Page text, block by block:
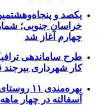
یکصد و
خراسان جنوبی؛
چهارم آغاز شد
طرح ساماندهی
کار شهرداری
بهره‌مندی
آسفالته در چهار